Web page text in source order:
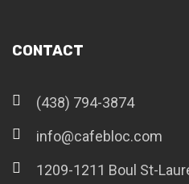
CONTACT
(438) 794-3874
info@cafebloc.com
1209-1211 Boul St-